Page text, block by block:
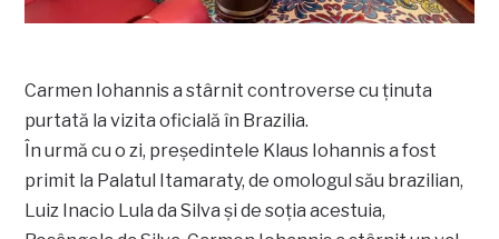
Carmen Iohannis a stârnit controverse cu ținuta
purtată la vizita oficială în Brazilia.
În urmă cu o zi, președintele Klaus Iohannis a fost
primit la Palatul Itamaraty, de omologul său brazilian,
Luiz Inacio Lula da Silva și de soția acestuia,